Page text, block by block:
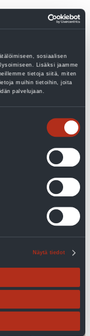
sosiaalisen
Lisäksi jaamme
tietoja siitä, miten
muihin tietoihin, joita
palvelujaan.
Näytä tiedot
joka on
Ekologisuutta
on mahdollista
määritellä